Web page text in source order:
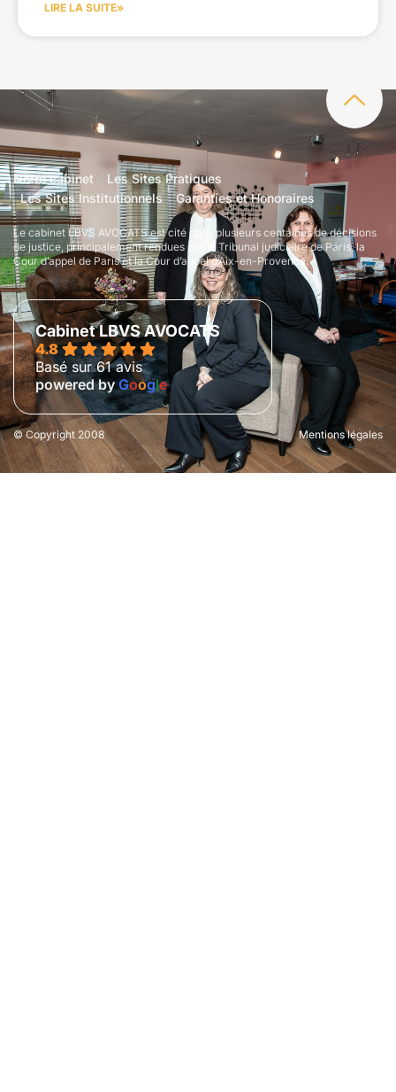
LIRE LA SUITE»
© Copyright 2008 Mentions légales
Notre cabinet
Les Sites Pratiques
Les Sites Institutionnels
Garanties et Honoraires
Le cabinet LBVS AVOCATS est cité dans plusieurs centaines de décisions
de justice, principalement rendues par le Tribunal judiciaire de Paris, la
Cour d’appel de Paris et la Cour d’appel d’Aix-en-Provence.
Cabinet LBVS AVOCATS
4.8
Basé sur 61 avis
powered by Google